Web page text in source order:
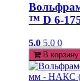
™ D 6-
5.0 5.0 0
В корзину